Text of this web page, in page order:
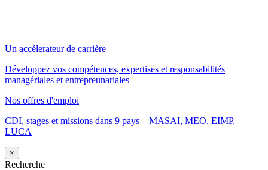
Un accélerateur de carrière
Développez vos compétences, expertises et responsabilités
managériales et entrepreunariales
Nos offres d'emploi
CDI, stages et missions dans 9 pays – MASAI, MEO, EIMP,
LUCA
×
Recherche